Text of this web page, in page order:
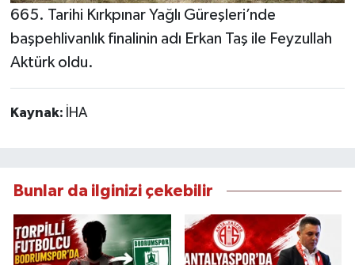
665. Tarihi Kırkpınar Yağlı Güreşleri’nde
başpehlivanlık finalinin adı Erkan Taş ile Feyzullah
Aktürk oldu.
Kaynak: İHA
Bunlar da ilginizi çekebilir